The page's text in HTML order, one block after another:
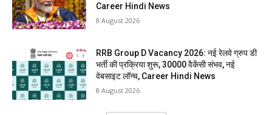
Career Hindi News
8 August 2026
RRB Group D Vacancy 2026: नई रेलवे ग्रुप डी
भर्ती की प्रक्रिया शुरू, 30000 वैकेंसी संभव, नई
वेबसाइट लॉन्च, Career Hindi News
8 August 2026